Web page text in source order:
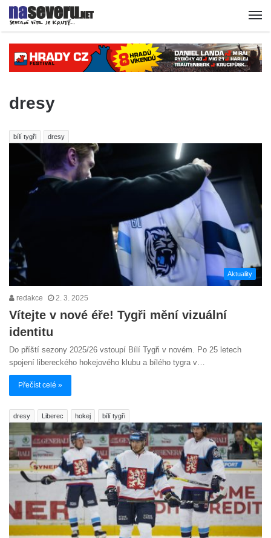
dresy
bílí tygři dresy
Aktuality
redakce 2. 3. 2025
Vítejte v nové éře! Tygři mění vizuální
identitu
Do příští sezony 2025/26 vstoupí Bílí Tygři v novém. Po 25 letech
spojení libereckého hokejového klubu a bílého tygra v…
Přečíst celé »
dresy Liberec hokej bílí tygři